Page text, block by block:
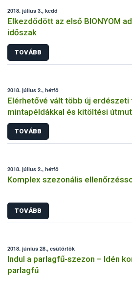
2018. július 3., kedd
Elkezdődött az első BIONYOM
időszak
TOVÁBB
2018. július 2., hétfő
Elérhetővé vált több új erdészeti
mintapéldákkal és kitöltési
TOVÁBB
2018. július 2., hétfő
Komplex szezonális
TOVÁBB
2018. június 28., csütörtök
Indul a parlagfű-szezon – Idén
parlagfű